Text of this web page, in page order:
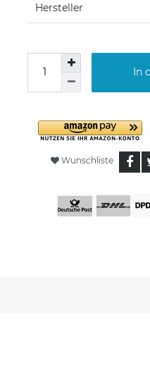
Hersteller
In
Wunschliste